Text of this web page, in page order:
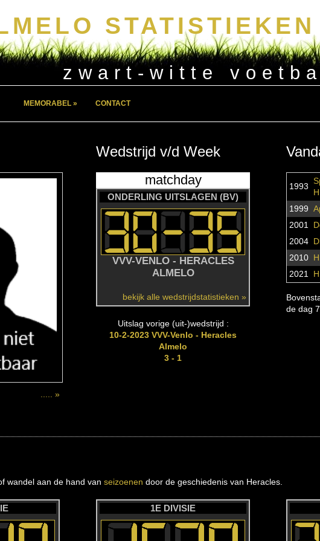
STATISTIEKEN
zwart-witte
MEMORABEL » CONTACT
..... »
Wedstrijd v/d Week
matchday
ONDERLING UITSLAGEN (BV)
VVV-VENLO - HERACLES
ALMELO
bekijk alle wedstrijdstatistieken »
Uitslag vorige (uit-)wedstrijd :
10-2-2023 VVV-Venlo - Heracles
Almelo
3 - 1
1993
1999
2001
2004
2010
2021
de dag
wandel aan de hand van seizoenen door de geschiedenis van Heracles.
1E DIVISIE